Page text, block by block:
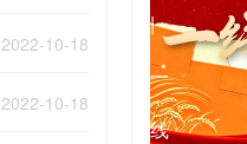
2022-10-18
2022-10-18
为
舍
落
实
|
一
线